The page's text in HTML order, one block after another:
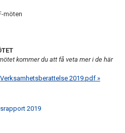
möten
kommer du att få veta mer i de här
Verksamhetsberattelse 2019.pdf »
2019